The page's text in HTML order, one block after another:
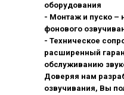
оборудования
- Монтаж и пуско –
фонового
- Техническое
расширенный
обслуживанию
Доверяя нам
озвучивания, Вы